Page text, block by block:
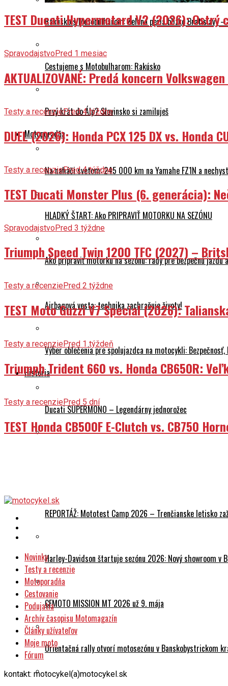
Rakúsko s Motobulharom: Zelená perla blízko Bratislavy –
Cestujeme s Motobulharom: Rakúsko
Prvý krát do Álp? Slovinsko si zamiluješ
Motoporadňa
Na naháči svetom: 245 000 km na Yamahe FZ1N a
HLADKÝ ŠTART: Ako PRIPRAVIŤ MOTORKU NA SEZÓNU
Ako pripraviť motorku na sezónu: rady pre bezpečnú jazdu
Airbagová vesta: technika zachraňuje životy!
Výber oblečenia pre spolujazdca na motocykli:
História
Ducati SUPERMONO – Legendárny jednorožec
REPORTÁŽ: Mototest Camp 2026 – Trenčianske letisko
Harley-Davidson štartuje sezónu 2026: Nový showroom v
CFMOTO MISSION MT 2026 už 9. mája
Orientačná rally otvorí motosezónu v Banskobystrickom
TEST Ducati Hypermotard V2 (2026):
SpravodajstvoPred 1 mesiac
AKTUALIZOVANÉ: Predá koncern
Testy a recenziePred 4 týždne
DUEL (2026): Honda PCX 125 DX vs.
Testy a recenziePred 4 týždne
TEST Ducati Monster Plus (6. generácia):
SpravodajstvoPred 3 týždne
Triumph Speed Twin 1200 TFC (2027) –
Testy a recenziePred 2 týždne
TEST Moto Guzzi V7 Special (2026):
Testy a recenziePred 1 týždeň
Triumph Trident 660 vs. Honda CB650R:
Testy a recenziePred 5 dní
TEST Honda CB500F E-Clutch vs. CB750
Novinky
Testy a recenzie
Motoporadňa
Cestovanie
Podujatia
Archív časopisu Motomagazín
Články užívateľov
Moje moto
Fórum
kontakt: motocykel(a)motocykel.sk